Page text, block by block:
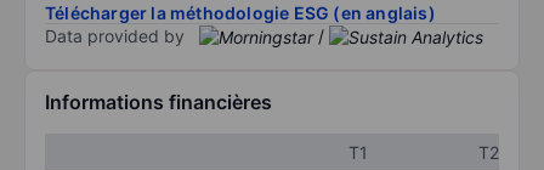
Télécharger la méthodologie ESG (en anglais)
Data provided by
/
Informations financières
T1
T2